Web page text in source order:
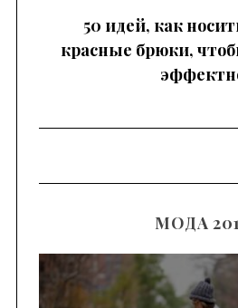
50 идей, как
красные брюки,
МОДА